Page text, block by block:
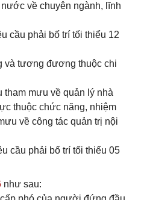
về chuyên ngành, lĩnh
cầu phải bố trí tối thiểu 12
và tương đương thuộc chi
tham mưu về quản lý nhà
thuộc chức năng, nhiệm
về công tác quản trị nội
cầu phải bố trí tối thiểu 05
như sau: